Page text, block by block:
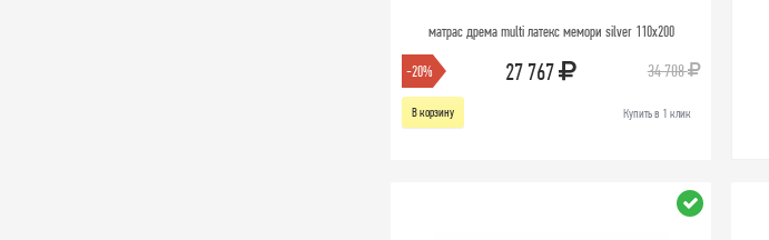
матрас дрема multi латекс мемори silver 110х200
-20% 27 767 34 708
В корзину Купить в 1 клик